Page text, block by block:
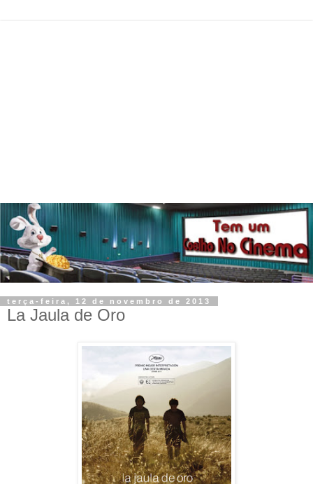
terça-feira, 12 de novembro de 2013
La Jaula de Oro